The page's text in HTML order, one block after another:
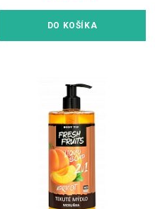
DO KOŠÍKA